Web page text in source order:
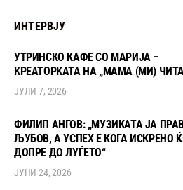
ИНТЕРВЈУ
УТРИНСКО КАФЕ СО МАРИЈА –
КРЕАТОРКАТА НА „МАМА (МИ)
ЈУЛИ 7, 2026
ФИЛИП АНГОВ: „МУЗИКАТА ЈА
ЉУБОВ, А УСПЕХ Е КОГА ИСКРЕНО
ДОПРЕ ДО ЛУЃЕТО“
ЈУНИ 24, 2026